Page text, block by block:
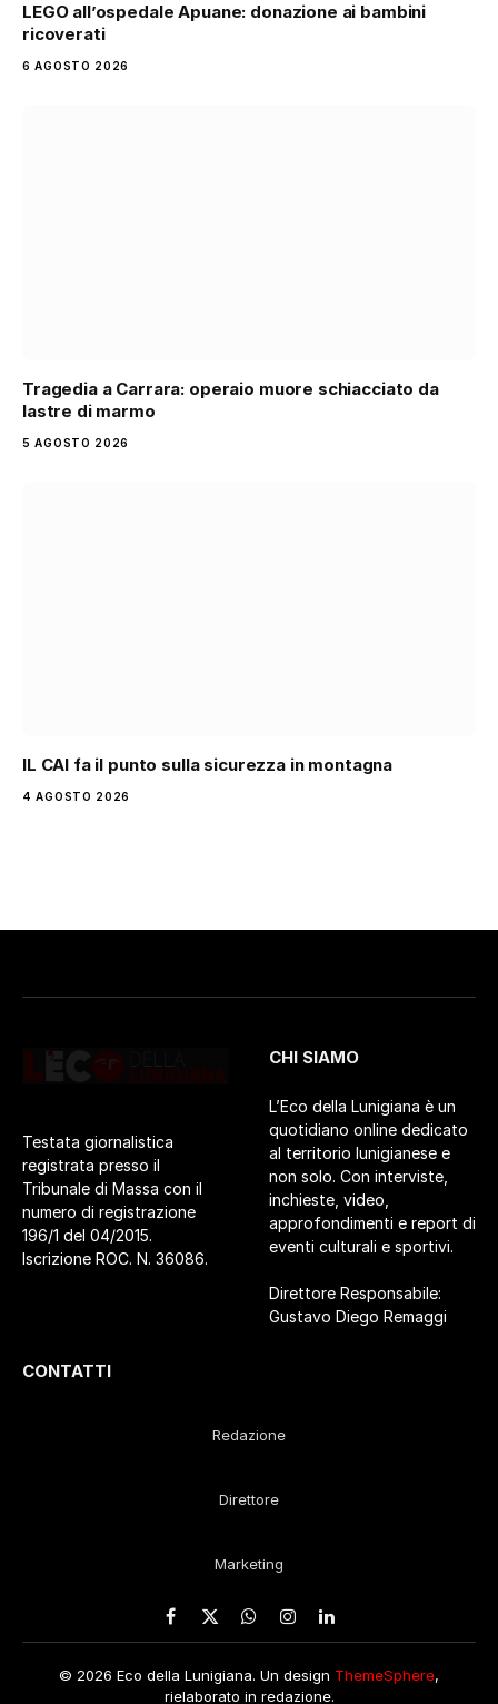
LEGO all’ospedale Apuane: donazione ai bambini
ricoverati
6 AGOSTO 2026
Tragedia a Carrara: operaio muore schiacciato da
lastre di marmo
5 AGOSTO 2026
IL CAI fa il punto sulla sicurezza in montagna
4 AGOSTO 2026
Testata giornalistica
registrata presso il
Tribunale di Massa con il
numero di registrazione
196/1 del 04/2015.
Iscrizione ROC. N. 36086.
CHI SIAMO
L’Eco della Lunigiana è un
quotidiano online dedicato
al territorio lunigianese e
non solo. Con interviste,
inchieste, video,
approfondimenti e report di
eventi culturali e sportivi.
Direttore Responsabile:
Gustavo Diego Remaggi
CONTATTI
Redazione
Direttore
Marketing
Facebook
X
WhatsApp
Instagram
LinkedIn
© 2026 Eco della Lunigiana. Un design ThemeSphere,
rielaborato in redazione.